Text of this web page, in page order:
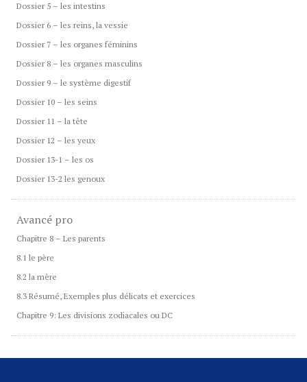
Dossier 5 – les intestins
Dossier 6 – les reins, la vessie
Dossier 7 – les organes féminins
Dossier 8 – les organes masculins
Dossier 9 – le système digestif
Dossier 10 – les seins
Dossier 11 – la tête
Dossier 12 – les yeux
Dossier 13-1 – les os
Dossier 13-2 les genoux
Avancé pro
Chapitre 8 – Les parents
8.1 le père
8.2 la mère
8.3 Résumé, Exemples plus délicats et exercices
Chapitre 9: Les divisions zodiacales ou DC